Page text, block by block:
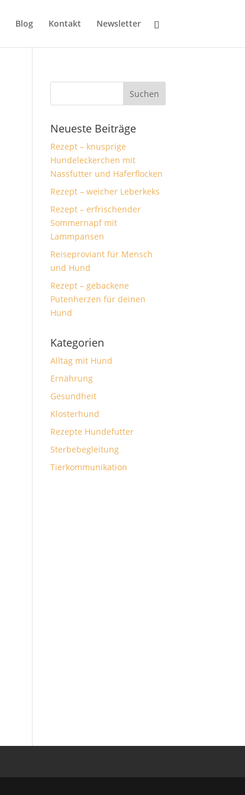
Blog Kontakt Newsletter
Neueste Beiträge
Rezept – knusprige
Hundeleckerchen mit
Nassfutter und Haferflocken
Rezept – weicher Leberkeks
Rezept – erfrischender
Sommernapf mit
Lammpansen
Reiseproviant für Mensch
und Hund
Rezept – gebackene
Putenherzen für deinen
Hund
Kategorien
Alltag mit Hund
Ernährung
Gesundheit
Klosterhund
Rezepte Hundefutter
Sterbebegleitung
Tierkommunikation